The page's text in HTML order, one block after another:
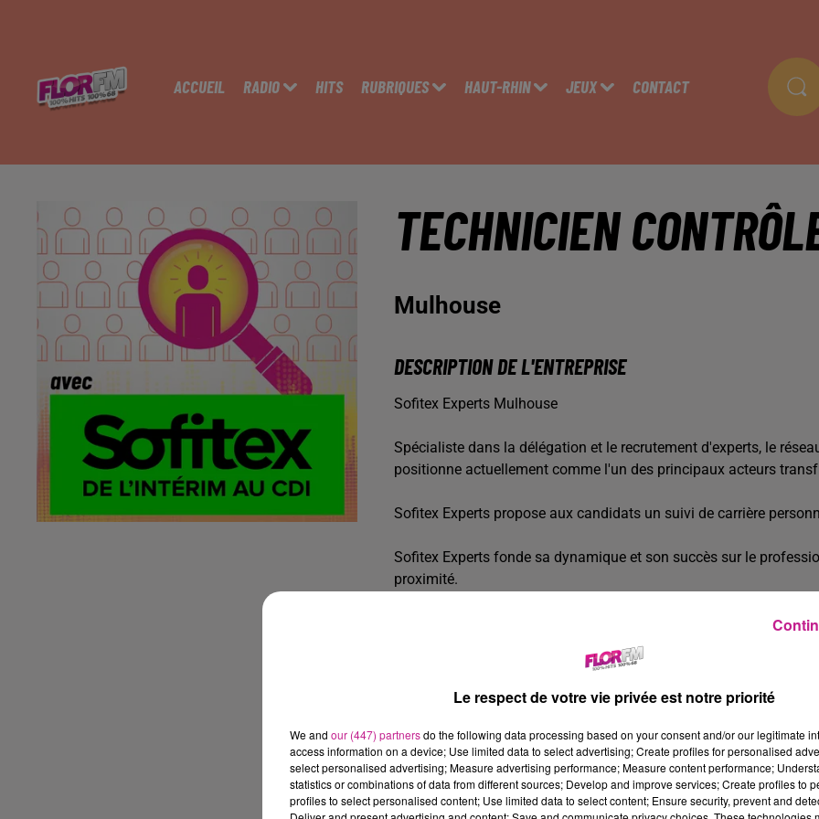
ACCUEIL RADIO HITS RUBRIQUES HAUT-RHIN JEUX CONTACT
TECHNICIEN
Mulhouse
DESCRIPTION DE L'ENTREPRISE
Sofitex Experts Mulhouse
Spécialiste dans la délégation et le recrutement d'experts, le
positionne actuellement comme l'un des principaux acteurs
Sofitex Experts propose aux candidats un suivi de carrière
Sofitex Experts fonde sa dynamique et son succès sur le
proximité.
Nous recherchons pour notre client, une entreprise de renom
fabrication de pièces de haute qualité, un Controleur Qualité
Responsabilités principales :
Réaliser les contrôles (tridimensionnels et conventionnels)
manipulation des moyens de contrôle adéquats).
Informer des résultats et réaliser les rapports nécessaires.
Le respect de votre vie privée est notre priorité
We and our (447) partnersdo the following data processing based on your consent and/or our legitimate
access information on a device; Use limited data to select advertising; Create profiles for personalised
select personalised advertising; Measure advertising performance; Measure content performance;
statistics or combinations of data from different sources; Develop and improve services; Create profiles to
profiles to select personalised content; Use limited data to select content; Ensure security, prevent and